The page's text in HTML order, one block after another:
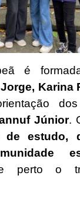
é
Karina
dos
Júnior.
de estudo,
perto o